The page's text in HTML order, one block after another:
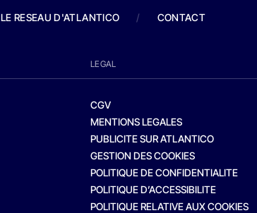
LE RESEAU D'ATLANTICO / CONTACT
LEGAL
CGV
MENTIONS LEGALES
PUBLICITE SUR ATLANTICO
GESTION DES COOKIES
POLITIQUE DE CONFIDENTIALITE
POLITIQUE D’ACCESSIBILITE
POLITIQUE RELATIVE AUX COOKIES